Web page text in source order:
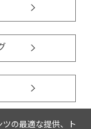
の最適な提供、ト